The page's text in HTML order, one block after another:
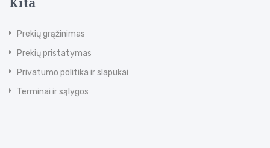
Prekių grąžinimas
Prekių pristatymas
Privatumo politika ir slapukai
Terminai ir sąlygos